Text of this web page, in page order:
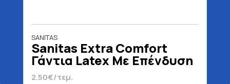
SANITAS
Sanitas Extra Comfort
Γάντια Latex Με Επένδυση
Medium
2.50€/τεμ.